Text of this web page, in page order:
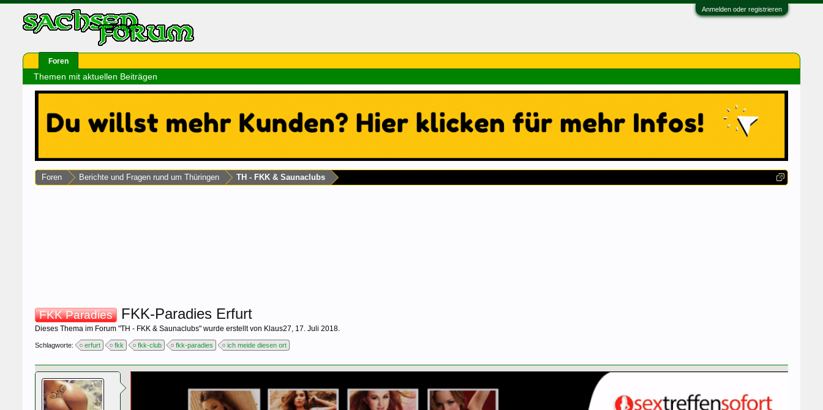
Anmelden oder registrieren
Foren Berichte und Fragen rund um Thüringen TH - FKK & Saunaclubs
FKK Paradies FKK-Paradies Erfurt
Dieses Thema im Forum "TH - FKK & Saunaclubs" wurde erstellt von Klaus27, 17. Juli 2018.
Schlagworte: erfurt fkk fkk-club fkk-paradies ich meide diesen ort
Foren
Themen mit aktuellen Beiträgen